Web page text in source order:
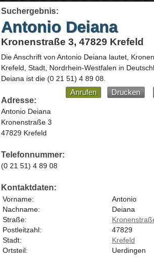
Suchergebnis:
Antonio Deiana
Kronenstraße 3, 47829 Krefeld
Die Anschrift von Antonio Deiana lautet,
Krefeld, Stadt, Nordrhein-Westfalen in
Deiana ist die (0 21 51) 4 89 08
Anrufen Drucken
Adresse:
Antonio Deiana
Kronenstraße 3
47829 Krefeld
Telefonnummer:
(0 21 51) 4 89 08
Kontaktdaten:
Vorname:
Antonio
Nachname:
Deiana
Straße:
Postleitzahl:
47829
Stadt:
Krefeld
Ortsteil:
Uerdingen